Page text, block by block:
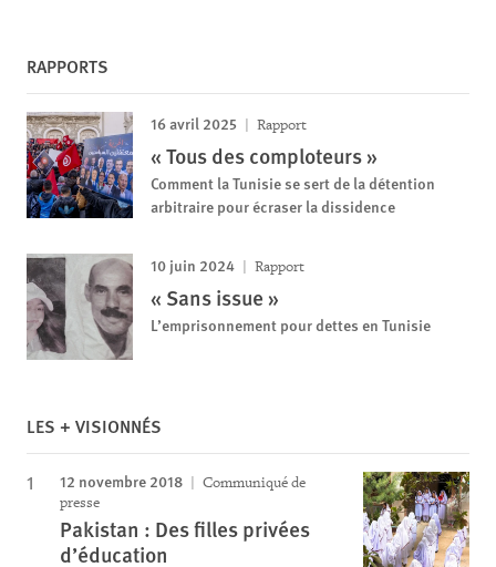
RAPPORTS
16 avril 2025 Rapport
« Tous des comploteurs »
Comment la Tunisie se sert de la détention
arbitraire pour écraser la dissidence
10 juin 2024 Rapport
« Sans issue »
L’emprisonnement pour dettes en Tunisie
LES + VISIONNÉS
12 novembre 2018
Communiqué de
presse
Pakistan : Des filles privées
d’éducation